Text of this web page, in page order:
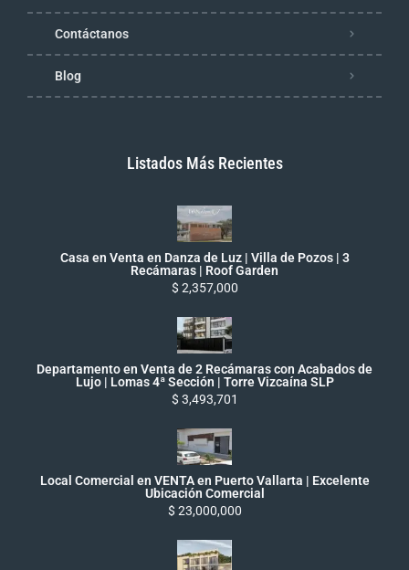
Contáctanos
Blog
Listados Más Recientes
Casa en Venta en Danza de Luz | Villa de Pozos | 3
Recámaras | Roof Garden
$ 2,357,000
Departamento en Venta de 2 Recámaras con Acabados de
Lujo | Lomas 4ª Sección | Torre Vizcaína SLP
$ 3,493,701
Local Comercial en VENTA en Puerto Vallarta | Excelente
Ubicación Comercial
$ 23,000,000